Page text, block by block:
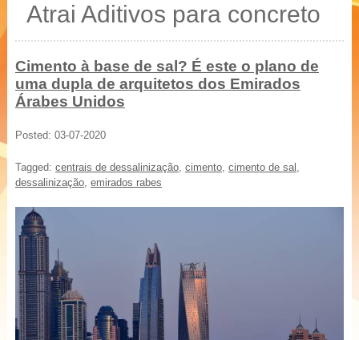
Atrai Aditivos para concreto
Cimento à base de sal? É este o plano de
uma dupla de arquitetos dos Emirados
Árabes Unidos
Posted: 03-07-2020
Tagged: centrais de dessalinização, cimento, cimento de sal ,
dessalinização, emirados rabes